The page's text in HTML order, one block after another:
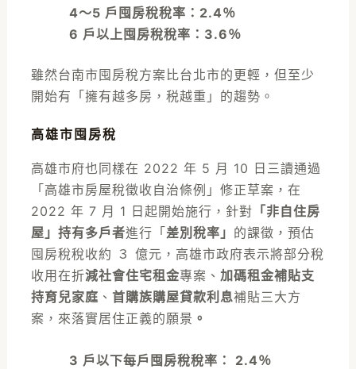
4～5 戶囤房稅稅率：2.4％
6 戶以上囤房稅稅率：3.6％
雖然台南市囤房稅方案比台北市的更輕，但至少
開始有「擁有越多房，税越重」的趨勢。
高雄市囤房稅
高雄市府也同樣在 2022 年 5 月 10 日三讀通過
「高雄市房屋稅徵收自治條例」修正草案，在
2022 年 7 月 1 日起開始施行，針對 「非自住房
屋」持有多戶者進行「 差別稅率」 的課徵，預估
囤房稅稅收約 ３ 億元，高雄市政府表示將部分稅
收用在折減社會住宅租金專案、 加碼租金補貼支
持育兒家庭 、 首購族購屋貸款利息補貼三大方
案，來落實居住正義的願景 。
3 戶以下每戶囤房稅稅率： 2.4％